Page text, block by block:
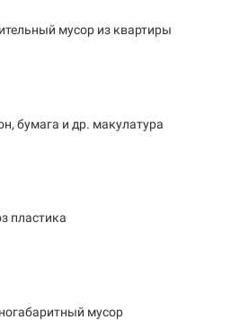
мусор из квартиры
бумага и др. макулатура
пластика
мусор